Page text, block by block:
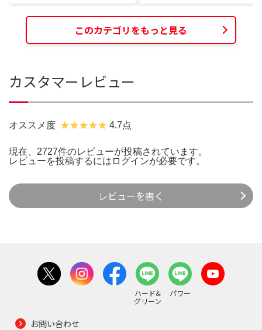
このカテゴリをもっと見る
カスタマーレビュー
オススメ度 4.7点
現在、2727件のレビューが投稿されています。
レビューを投稿するには ログインが必要です。
レビューを書く
ハード&
グリーン
パワー
お問い合わせ